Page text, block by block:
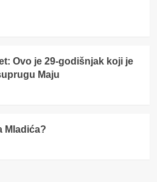
Ovo je 29-godišnjak koji je
Maju
Mladića?